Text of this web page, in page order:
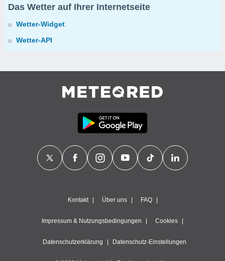
Das Wetter auf Ihrer Internetseite
Wetter-Widget
Wetter-API
Kontakt Über uns FAQ
Impressum & Nutzungsbedingungen Cookies
Datenschutzerklärung Datenschutz-Einstellungen